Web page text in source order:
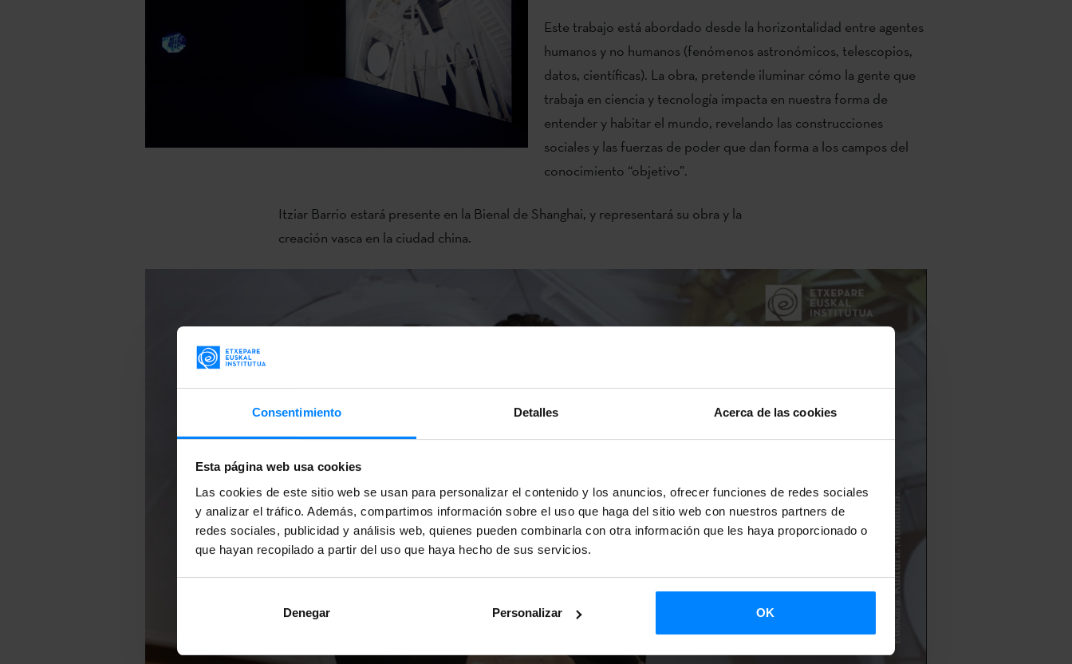
Consentimiento Detalles Acerca de las cookies
Esta página web usa cookies
Las cookies de este sitio web se usan para personalizar el contenido y los anuncios, ofrecer funciones de redes sociales
y analizar el tráfico. Además, compartimos información sobre el uso que haga del sitio web con nuestros partners de
redes sociales, publicidad y análisis web, quienes pueden combinarla con otra información que les haya proporcionado o
que hayan recopilado a partir del uso que haya hecho de sus servicios.
Denegar Personalizar OK
Este trabajo está abordado desde la horizontalidad entre agentes
humanos y no humanos (fenómenos astronómicos, telescopios,
datos, científicas). La obra, pretende iluminar cómo la gente que
trabaja en ciencia y tecnología impacta en nuestra forma de
entender y habitar el mundo, revelando las construcciones
sociales y las fuerzas de poder que dan forma a los campos del
conocimiento “objetivo”.
Itziar Barrio estará presente en la Bienal de Shanghai, y representará su obra y la
creación vasca en la ciudad china.